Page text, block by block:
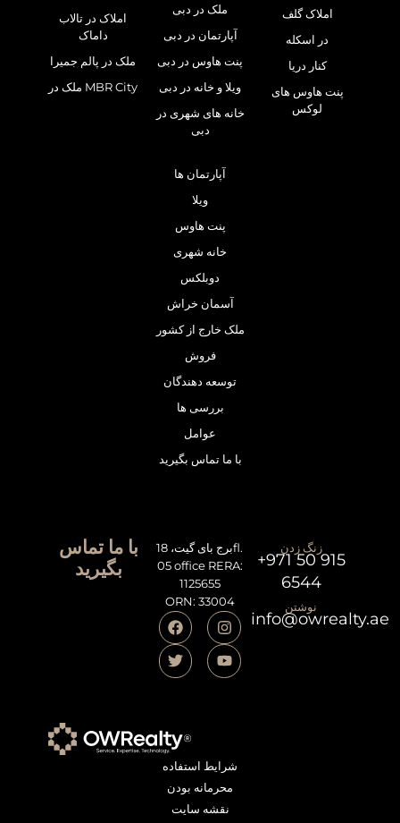
املاک در تالاب
داماک
ملک در پالم جمیرا
ملک در MBR City
ملک در دبی
آپارتمان در دبی
پنت هاوس در دبی
ویلا و خانه در دبی
خانه های شهری در
دبی
املاک گلف
در اسکله
کنار دریا
پنت هاوس های
لوکس
آپارتمان ها
ویلا
پنت هاوس
خانه شهری
دوبلکس
آسمان خراش
ملک خارج از کشور
فروش
توسعه دهندگان
بررسی ها
عوامل
با ما تماس بگیرید
با ما تماس
بگیرید
برج بای گیت، 18fl.
05 office RERA:
1125655
ORN: 33004
زنگ زدن
+971 50 915
6544
نوشتن
info@owrealty.ae
شرایط استفاده
محرمانه بودن
نقشه سایت